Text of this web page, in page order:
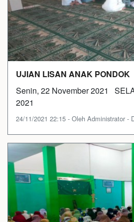
UJIAN LISAN ANAK PONDOK
Senin, 22 November 2021
2021
24/11/2021 22:15 - Oleh Administrator -